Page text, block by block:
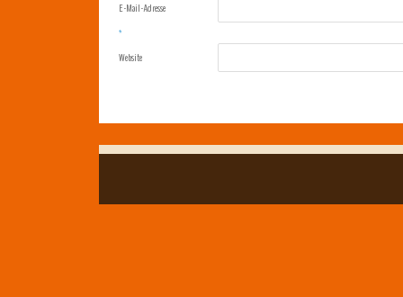
E-Mail-Adresse
*
Website